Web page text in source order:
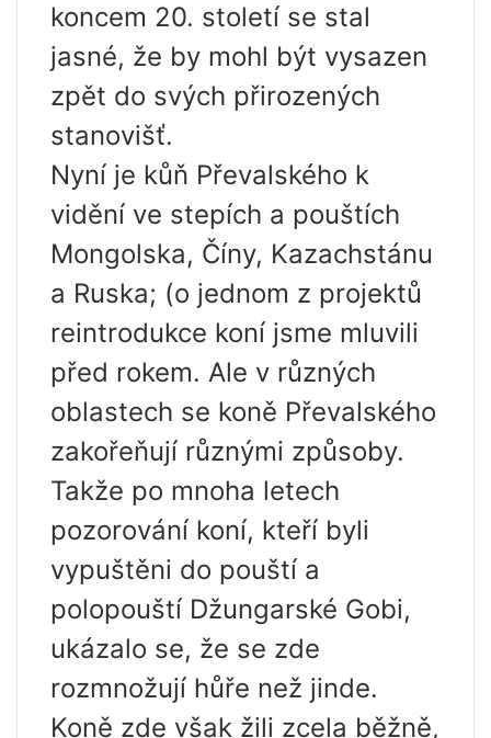
koncem 20. století se stal
jasné, že by mohl být vysazen
zpět do svých přirozených
stanovišť.
Nyní je kůň Převalského k
vidění ve stepích a pouštích
Mongolska, Číny, Kazachstánu
a Ruska; (o jednom z projektů
reintrodukce koní jsme mluvili
před rokem. Ale v různých
oblastech se koně Převalského
zakořeňují různými způsoby.
Takže po mnoha letech
pozorování koní, kteří byli
vypuštěni do pouští a
polopouští Džungarské Gobi,
ukázalo se, že se zde
rozmnožují hůře než jinde.
Koně zde však žili zcela běžně,